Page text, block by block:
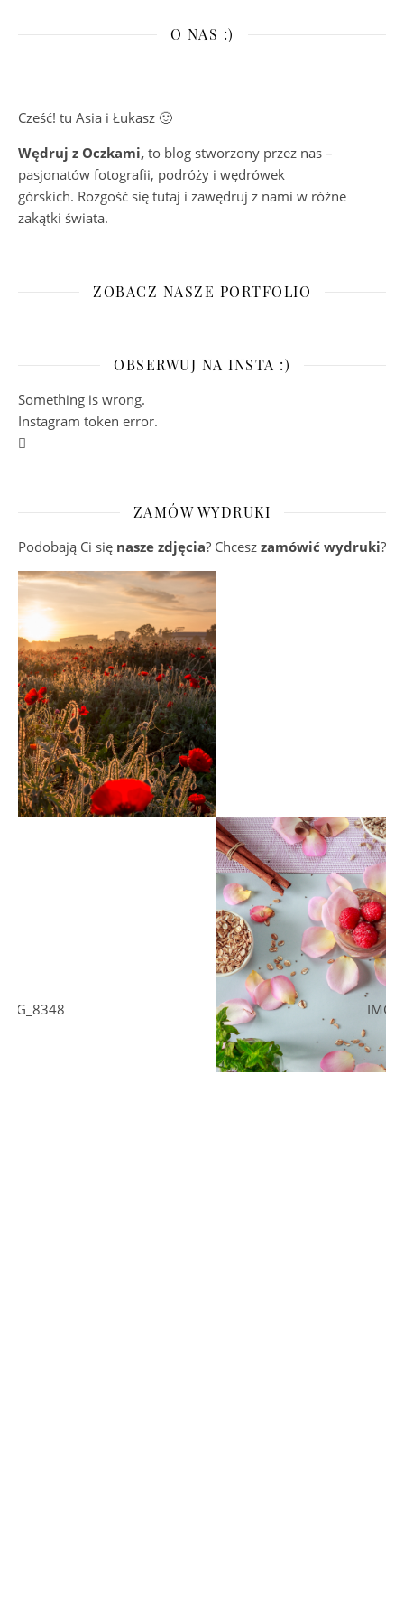
O NAS :)
Cześć! tu Asia i Łukasz 🙂
Wędruj z Oczkami, to blog stworzony przez nas –
pasjonatów fotografii, podróży i wędrówek
górskich. Rozgość się tutaj i zawędruj z nami w różne
zakątki świata.
ZOBACZ NASZE PORTFOLIO
OBSERWUJ NA INSTA :)
Something is wrong.
Instagram token error.
ZAMÓW WYDRUKI
Podobają Ci się nasze zdjęcia? Chcesz zamówić wydruki?
IMG_8307